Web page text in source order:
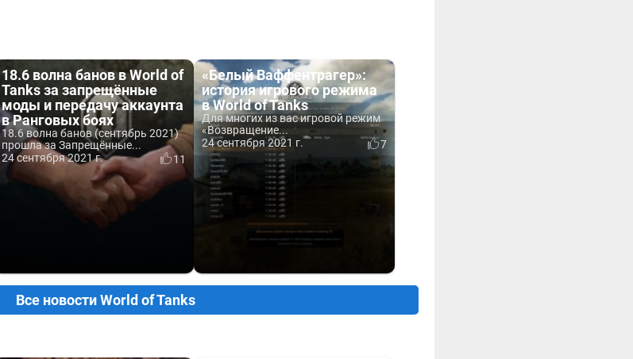
18.6 волна банов в World of
Tanks за запрещённые
моды и передачу аккаунта
в Ранговых боях
18.6 волна банов (сентябрь 2021)
прошла за Запрещённые...
24 сентября 2021 г.
11
«Белый Ваффентрагер»:
история игрового режима
в World of Tanks
Для многих из вас игровой режим
«Возвращение...
24 сентября 2021 г.
7
Все новости World of Tanks